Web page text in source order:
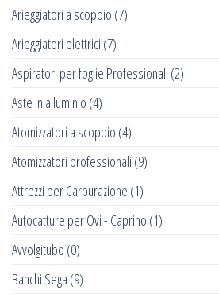
Arieggiatori a scoppio (7)
Arieggiatori elettrici (7)
Aspiratori per foglie Professionali (2)
Aste in alluminio (4)
Atomizzatori a scoppio (4)
Atomizzatori professionali (9)
Attrezzi per Carburazione (1)
Autocatture per Ovi - Caprino (1)
Avvolgitubo (0)
Banchi Sega (9)